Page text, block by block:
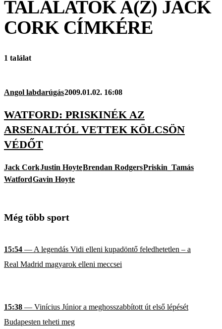
TALÁLATOK A(Z) JACK
CORKCÍMKÉRE
1 találat
Angol labdarúgás2009.01.02. 16:08
WATFORD: PRISKINÉK AZ
ARSENALTÓL VETTEK KÖLCSÖN
VÉDŐT
Jack CorkJustin HoyteBrendan RodgersPriskin_Tamás
WatfordGavin Hoyte
Még több sport
15:54 — A legendás Vidi elleni kupadöntő feledhetetlen – a
Real Madrid magyarok elleni meccsei
15:38 — Vinícius Júnior a meghosszabbított út első lépését
Budapesten teheti meg